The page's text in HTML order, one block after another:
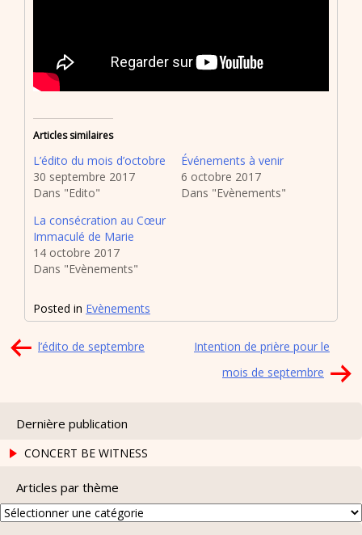
Articles similaires
L’édito du mois d’octobre
30 septembre 2017
Dans "Edito"
Événements à venir
6 octobre 2017
Dans "Evènements"
La consécration au Cœur
Immaculé de Marie
14 octobre 2017
Dans "Evènements"
Posted in Evènements
Navigation
l’édito de septembre
Intention de prière pour le
mois de septembre
Dernière publication
CONCERT BE WITNESS
Articles par thème
Articles